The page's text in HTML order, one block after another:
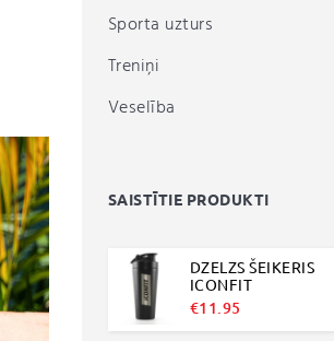
Sporta uzturs
Treniņi
Veselība
SAISTĪTIE PRODUKTI
DZELZS ŠEIKERIS
ICONFIT
€11.95